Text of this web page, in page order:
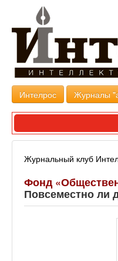
Интелрос Журналы
Журнальный клуб
Фонд
Повсеместно ли